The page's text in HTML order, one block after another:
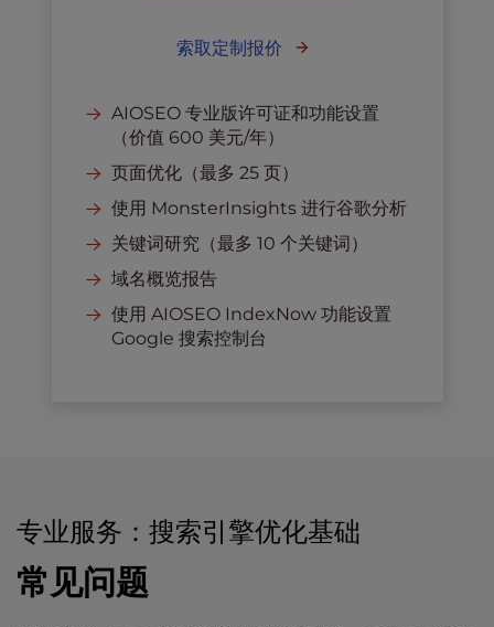
索取定制报价
AIOSEO 专业版许可证和功能设置
（价值 600 美元/年）
页面优化（最多 25 页）
使用 MonsterInsights 进行谷歌分析
关键词研究（最多 10 个关键词）
域名概览报告
使用 AIOSEO IndexNow 功能设置
Google 搜索控制台
专业服务：搜索引擎优化基础
常见问题